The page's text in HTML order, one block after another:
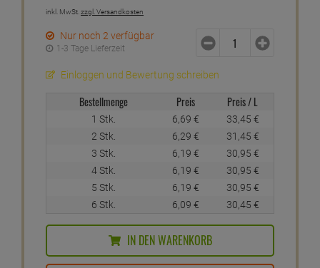
inkl. MwSt.zzgl. Versandkosten
Nur noch 2 verfügbar
1-3 Tage Lieferzeit
Einloggen und Bewertung schreiben
Bestellmenge Preis Preis / L
1 Stk. 6,69 € 33,45 €
2 Stk.
6,29 € 31,45 €
3 Stk.
6,19 € 30,95 €
4 Stk.
6,19 € 30,95 €
5 Stk.
6,19 € 30,95 €
6 Stk.
6,09 € 30,45 €
IN DEN WARENKORB